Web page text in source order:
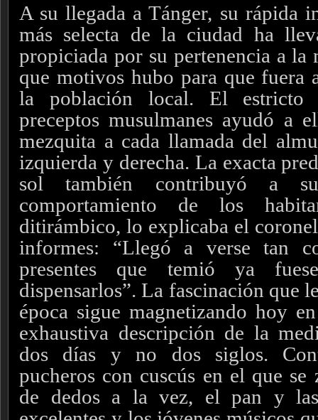
A su llegada a Tánger, su rápida
más selecta de la ciudad ha
propiciada por su pertenencia a la
que motivos hubo para que fuera
la población local. El estricto
preceptos musulmanes ayudó a
mezquita a cada llamada del
izquierda y derecha. La exacta
sol también contribuyó a
comportamiento de los
ditirámbico, lo explicaba el
informes: “Llegó a verse tan
presentes que temió ya
dispensarlos”. La fascinación que
época sigue magnetizando hoy
exhaustiva descripción de la
dos días y no dos siglos.
pucheros con cuscús en el que se
de dedos a la vez, el pan y